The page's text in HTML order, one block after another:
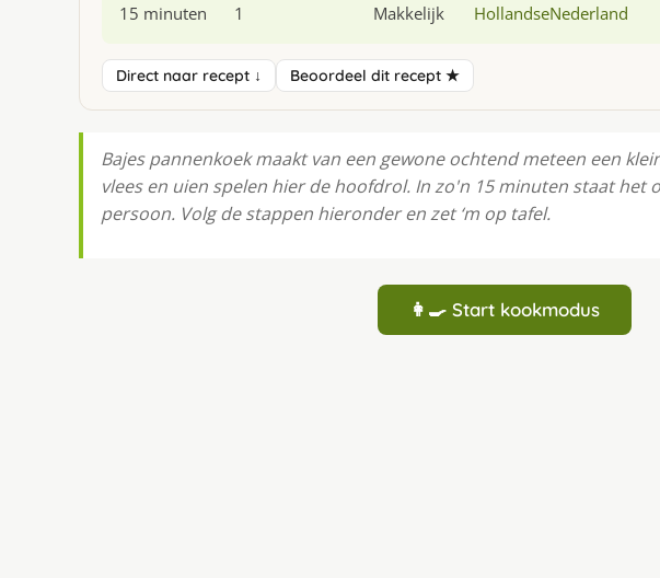
15 minuten 1 Makkelijk HollandseNederland
Direct naar recept ↓ Beoordeel dit recept ★
Bajes pannenkoek maakt van een gewone ochtend meteen een
vlees en uien spelen hier de hoofdrol. In zo'n 15 minuten staat het
persoon. Volg de stappen hieronder en zet ‘m op tafel.
👩‍🍳 Start kookmodus